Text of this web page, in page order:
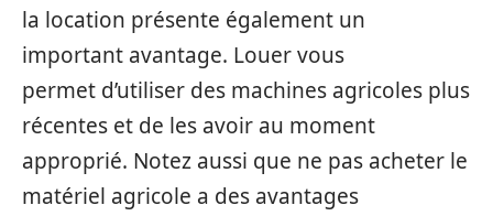
la location présente également un
important avantage. Louer vous
permet d’utiliser des machines agricoles plus
récentes et de les avoir au moment
approprié. Notez aussi que ne pas acheter le
matériel agricole a des avantages